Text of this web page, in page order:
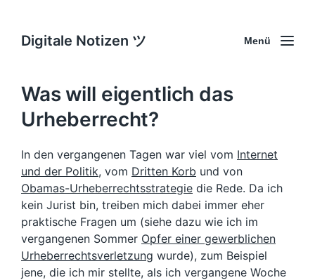
Digitale Notizen ツ Menü
Was will eigentlich das
Urheberrecht?
In den vergangenen Tagen war viel vom Internet
und der Politik, vom Dritten Korb und von
Obamas-Urheberrechtsstrategie die Rede. Da ich
kein Jurist bin, treiben mich dabei immer eher
praktische Fragen um (siehe dazu wie ich im
vergangenen Sommer Opfer einer gewerblichen
Urheberrechtsverletzung wurde), zum Beispiel
jene, die ich mir stellte, als ich vergangene Woche